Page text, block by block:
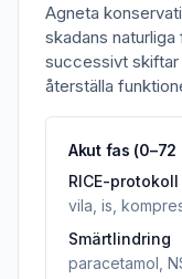
Agneta
skadans
successivt skiftar
återställa
Akut fas (0–72
RICE-protokoll
vila, is,
Smärtlindring
paracetamol,